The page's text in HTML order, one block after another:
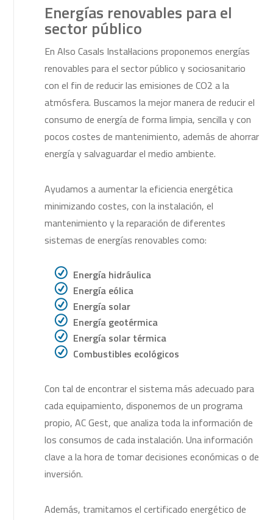
Energías renovables para el
sector público
En Also Casals Instal·lacions proponemos energías
renovables para el sector público y sociosanitario
con el fin de reducir las emisiones de CO2 a la
atmósfera. Buscamos la mejor manera de reducir el
consumo de energía de forma limpia, sencilla y con
pocos costes de mantenimiento, además de ahorrar
energía y salvaguardar el medio ambiente.
Ayudamos a aumentar la eficiencia energética
minimizando costes, con la instalación, el
mantenimiento y la reparación de diferentes
sistemas de energías renovables como:
R Energía hidráulica
R Energía eólica
R Energía solar
R Energía geotérmica
R Energía solar térmica
R Combustibles ecológicos
Con tal de encontrar el sistema más adecuado para
cada equipamiento, disponemos de un programa
propio, AC Gest, que analiza toda la información de
los consumos de cada instalación. Una información
clave a la hora de tomar decisiones económicas o de
inversión.
Además, tramitamos el certificado energético de